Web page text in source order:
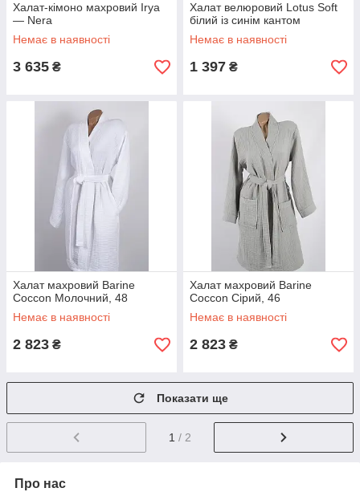
Халат-кімоно махровий Irya
— Nera
Немає в наявності
3 635 ₴
Халат велюровий Lotus Soft
білий із синім кантом
Немає в наявності
1 397 ₴
Халат махровий Barine
Coccon Молочний, 48
Немає в наявності
2 823 ₴
Халат махровий Barine
Coccon Сірий, 46
Немає в наявності
2 823 ₴
Показати ще
1 / 2
Про нас